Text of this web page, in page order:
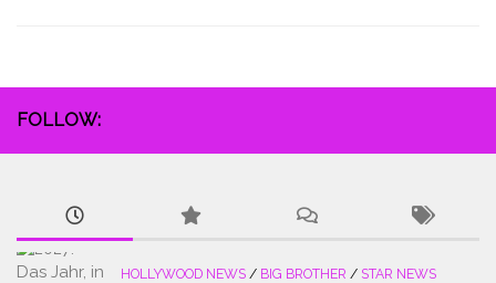
FOLLOW:
HOLLYWOOD NEWS / BIG BROTHER / STAR NEWS